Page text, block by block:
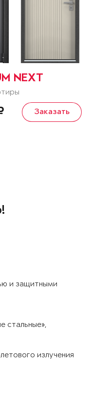
NEXT
Заказать
и защитными
стальные»,
излучения